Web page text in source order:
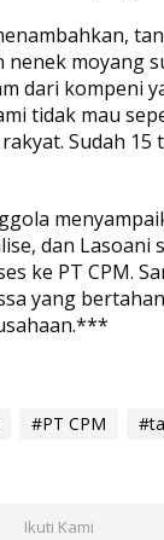
moyang
dari kompeni
tidak mau
Sudah
dan Lasoani
ke PT CPM.
yang
#PT CPM
Ikuti Kami